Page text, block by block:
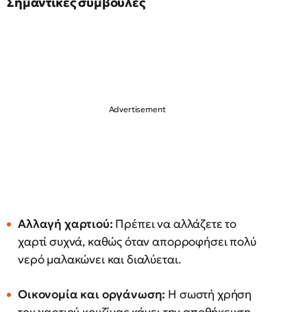
Αλλαγή χαρτιού: Πρέπει να αλλάζετε το
χαρτί συχνά, καθώς όταν απορροφήσει πολύ
νερό μαλακώνει και διαλύεται.
Οικονομία και οργάνωση: Η σωστή χρήση